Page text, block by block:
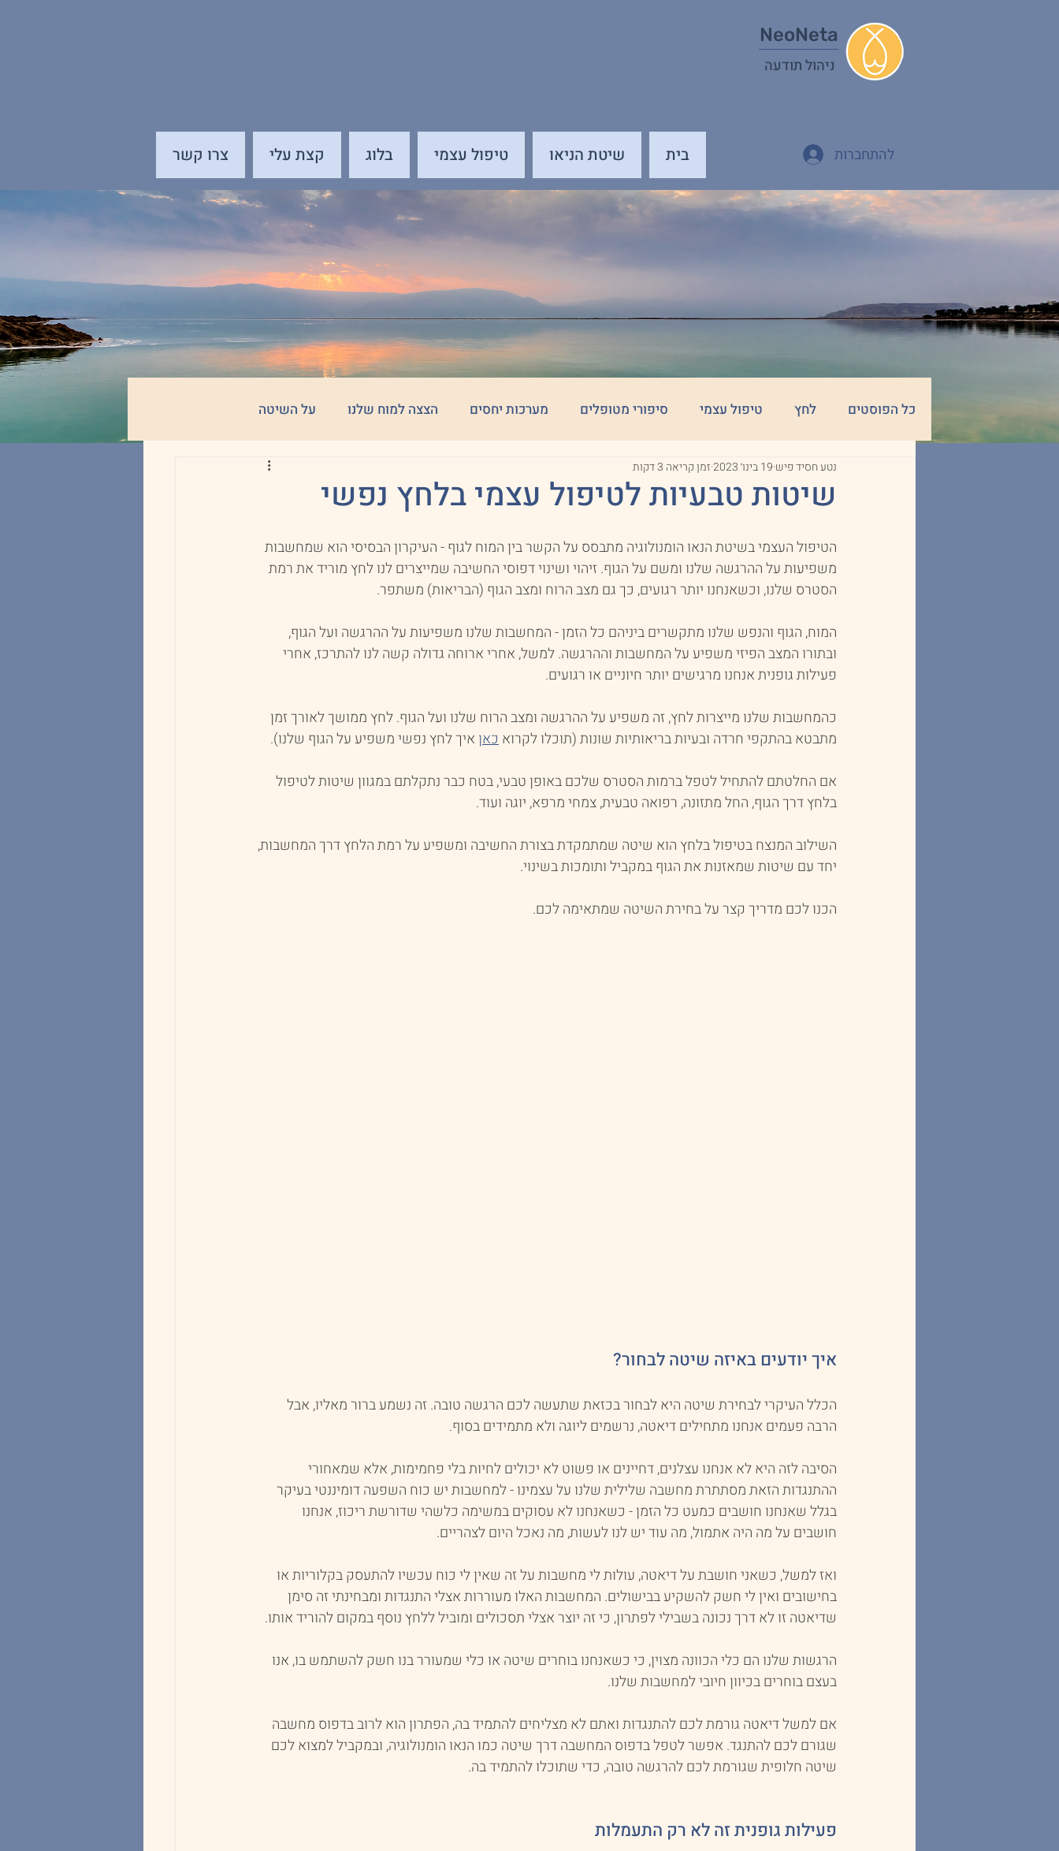
NeoNeta
ניהול תודעה
בית שיטת הניאו טיפול עצמי בלוג קצת עלי צרו קשר להתחברות
כל הפוסטים לחץ טיפול עצמי סיפורי מטופלים מערכות יחסים הצצה למוח שלנו על השיטה
חשיבה חיובית דחייה חברתית
שיטות טבעיות לטיפול עצמי בלחץ נפשי
נטע חסיד פיש 19 בינו׳ 2023 זמן קריאה 3 דקות
הטיפול העצמי בשיטת הנאו הומנולוגיה מתבסס על הקשר בין המוח לגוף - העיקרון הבסיסי הוא שמחשבות
משפיעות על ההרגשה שלנו ומשם על הגוף. זיהוי ושינוי דפוסי החשיבה שמייצרים לנו לחץ מוריד את רמת
הסטרס שלנו, וכשאנחנו יותר רגועים, כך גם מצב הרוח ומצב הגוף (הבריאות) משתפר.
המוח, הגוף והנפש שלנו מתקשרים ביניהם כל הזמן - המחשבות שלנו משפיעות על ההרגשה ועל הגוף,
ובתורו המצב הפיזי משפיע על המחשבות וההרגשה. למשל, אחרי ארוחה גדולה קשה לנו להתרכז, אחרי
פעילות גופנית אנחנו מרגישים יותר חיוניים או רגועים.
כהמחשבות שלנו מייצרות לחץ, זה משפיע על ההרגשה ומצב הרוח שלנו ועל הגוף. לחץ ממושך לאורך זמן
מתבטא בהתקפי חרדה ובעיות בריאותיות שונות (תוכלו לקרוא כאן איך לחץ נפשי משפיע על הגוף שלנו).
אם החלטתם להתחיל לטפל ברמות הסטרס שלכם באופן טבעי, בטח כבר נתקלתם במגוון שיטות לטיפול
בלחץ דרך הגוף, החל מתזונה, רפואה טבעית, צמחי מרפא, יוגה ועוד.
השילוב המנצח בטיפול בלחץ הוא שיטה שמתמקדת בצורת החשיבה ומשפיע על רמת הלחץ דרך המחשבות,
יחד עם שיטות שמאזנות את הגוף במקביל ותומכות בשינוי.
הכנו לכם מדריך קצר על בחירת השיטה שמתאימה לכם.
איך יודעים באיזה שיטה לבחור?
הכלל העיקרי לבחירת שיטה היא לבחור בכזאת שתעשה לכם הרגשה טובה. זה נשמע ברור מאליו, אבל
הרבה פעמים אנחנו מתחילים דיאטה, נרשמים ליוגה ולא מתמידים בסוף.
הסיבה לזה היא לא אנחנו עצלנים, דחיינים או פשוט לא יכולים לחיות בלי פחמימות, אלא שמאחורי
ההתנגדות הזאת מסתתרת מחשבה שלילית שלנו על עצמינו - למחשבות יש כוח השפעה דומיננטי בעיקר
בגלל שאנחנו חושבים כמעט כל הזמן - כשאנחנו לא עסוקים במשימה כלשהי שדורשת ריכוז, אנחנו
חושבים על מה היה אתמול, מה עוד יש לנו לעשות, מה נאכל היום לצהריים.
ואז למשל, כשאני חושבת על דיאטה, עולות לי מחשבות על זה שאין לי כוח עכשיו להתעסק בקלוריות או
בחישובים ואין לי חשק להשקיע בבישולים. המחשבות האלו מעוררות אצלי התנגדות ומבחינתי זה סימן
שדיאטה זו לא דרך נכונה בשבילי לפתרון, כי זה יוצר אצלי תסכולים ומוביל ללחץ נוסף במקום להוריד אותו.
הרגשות שלנו הם כלי הכוונה מצוין, כי כשאנחנו בוחרים שיטה או כלי שמעורר בנו חשק להשתמש בו, אנו
בעצם בוחרים בכיוון חיובי למחשבות שלנו.
אם למשל דיאטה גורמת לכם להתנגדות ואתם לא מצליחים להתמיד בה, הפתרון הוא לרוב בדפוס מחשבה
שגורם לכם להתנגד. אפשר לטפל בדפוס המחשבה דרך שיטה כמו הנאו הומנולוגיה, ובמקביל למצוא לכם
שיטה חלופית שגורמת לכם להרגשה טובה, כדי שתוכלו להתמיד בה.
פעילות גופנית זה לא רק התעמלות